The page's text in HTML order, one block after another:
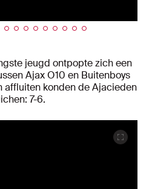
jeugd ontpopte zich een
Ajax O10 en Buitenboys
affluiten konden de Ajacieden
7-6.